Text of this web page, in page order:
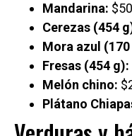
Mandarina:
Cerezas (454
Mora azul
Fresas (454 g):
Melón chino:
Plátano